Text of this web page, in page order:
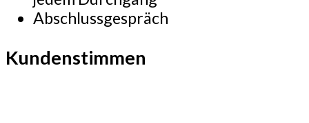
Abschlussgespräch
Kundenstimmen